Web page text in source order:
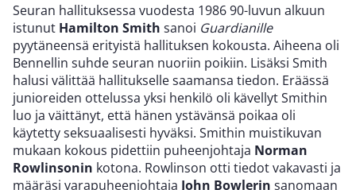
Seuran hallituksessa vuodesta 1986 90-luvun alkuun
istunut Hamilton Smith sanoi Guardianille
pyytäneensä erityistä hallituksen kokousta. Aiheena oli
Bennellin suhde seuran nuoriin poikiin. Lisäksi Smith
halusi välittää hallitukselle saamansa tiedon. Eräässä
junioreiden ottelussa yksi henkilö oli kävellyt Smithin
luo ja väittänyt, että hänen ystävänsä poikaa oli
käytetty seksuaalisesti hyväksi. Smithin muistikuvan
mukaan kokous pidettiin puheenjohtaja Norman
Rowlinsonin kotona. Rowlinson otti tiedot vakavasti ja
määräsi varapuheenjohtaja John Bowlerin sanomaan